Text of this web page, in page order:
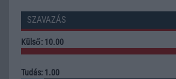
SZAVAZÁS
Külső: 10.00
Tudás: 1.00